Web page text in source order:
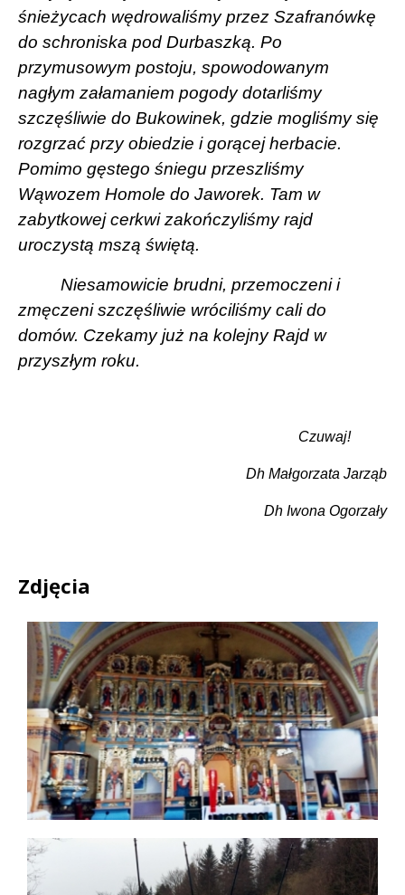
śnieżycach wędrowaliśmy przez Szafranówkę
do schroniska pod Durbaszką. Po
przymusowym postoju, spowodowanym
nagłym załamaniem pogody dotarliśmy
szczęśliwie do Bukowinek, gdzie mogliśmy się
rozgrzać przy obiedzie i gorącej herbacie.
Pomimo gęstego śniegu przeszliśmy
Wąwozem Homole do Jaworek. Tam w
zabytkowej cerkwi zakończyliśmy rajd
uroczystą mszą świętą.
Niesamowicie brudni, przemoczeni i
zmęczeni szczęśliwie wróciliśmy cali do
domów. Czekamy już na kolejny Rajd w
przyszłym roku.
Czuwaj!
Dh Małgorzata Jarząb
Dh Iwona Ogorzały
Zdjęcia